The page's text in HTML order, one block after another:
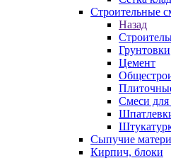
Строительные
Назад
Грунтовки
Цемент
Смеси для
Сыпучие
Кирпич, блоки